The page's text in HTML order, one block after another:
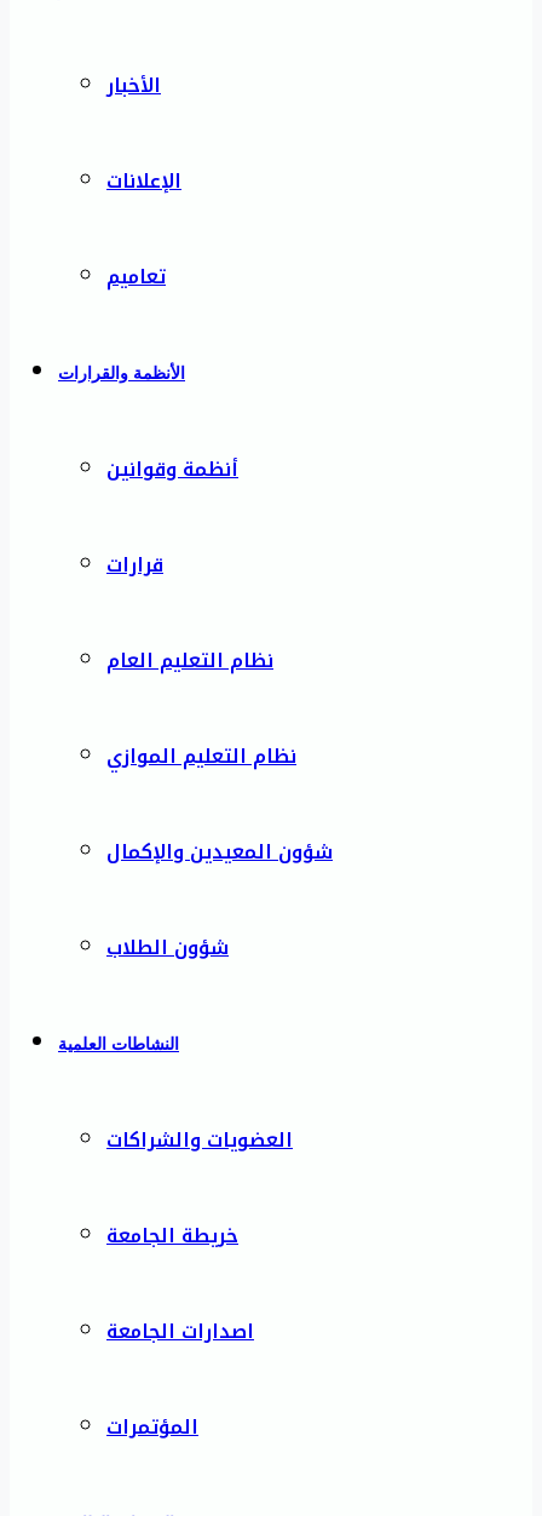
الأخبار
الإعلانات
تعاميم
الأنظمة والقرارات
أنظمة وقوانين
قرارات
نظام التعليم العام
نظام التعليم الموازي
شؤون المعيدين والإكمال
شؤون الطلاب
النشاطات العلمية
العضويات والشراكات
خريطة الجامعة
اصدارات الجامعة
المؤتمرات